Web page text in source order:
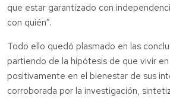
que estar garantizado con
con quién”.
Todo ello quedó plasmado en las
partiendo de la hipótesis de que vivir
positivamente en el bienestar de sus
corroborada por la investigación,